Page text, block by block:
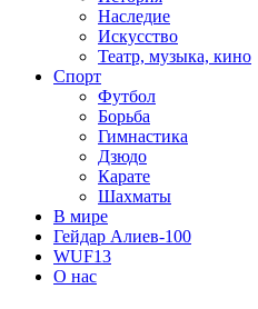
Наследие
Искусство
Театр, музыка, кино
Спорт
Футбол
Борьба
Гимнастика
Дзюдо
Карате
Шахматы
В мире
Гейдар Алиев-100
WUF13
О нас